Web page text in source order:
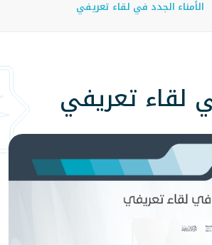
الأمناء الجدد في لقاء تعريفي
لقاء تعريفي